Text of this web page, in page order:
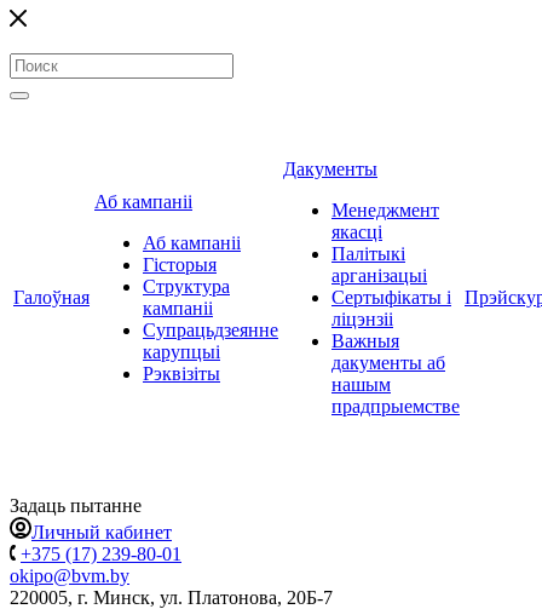
Галоўная
Аб кампаніі
Аб кампаніі
Гісторыя
Структура
кампаніі
Супрацьдзеянне
карупцыі
Рэквізіты
Дакументы
Менеджмент
якасці
Палітыкі
арганізацыі
Сертыфікаты і
ліцэнзіі
Важныя
дакументы аб
нашым
прадпрыемстве
Задаць пытанне
Личный кабинет
+375 (17) 239-80-01
okipo@bvm.by
220005, г. Минск, ул. Платонова, 20Б-7